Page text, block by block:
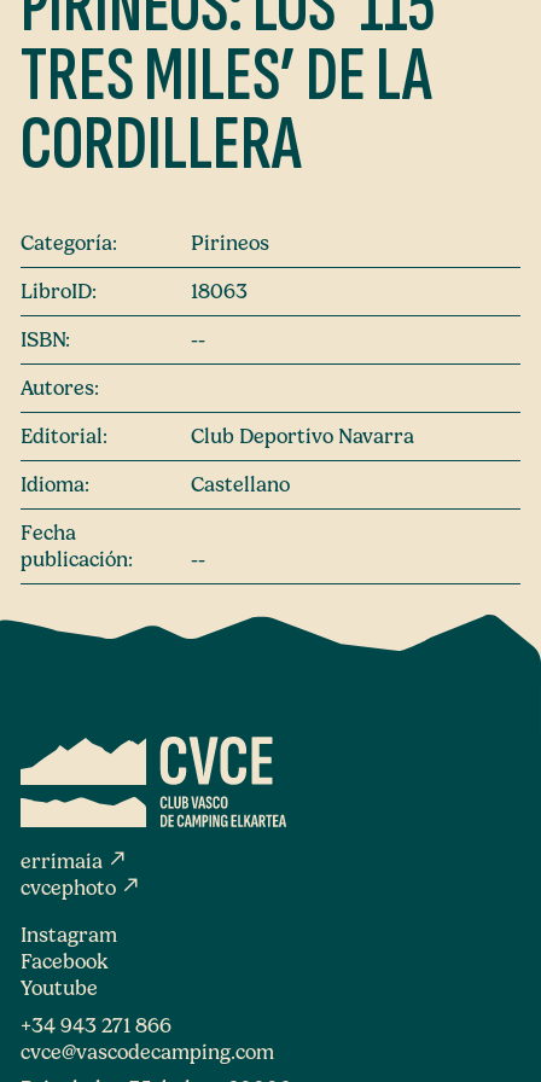
TRES MILES’ DE LA
CORDILLERA
Categoría:
Pirineos
LibroID:
18063
ISBN:
--
Autores:
Editorial:
Club Deportivo Navarra
Idioma:
Castellano
Fecha
publicación:
--
errimaia north_east
cvcephoto north_east
Instagram
Facebook
Youtube
+34 943 271 866
cvce@vascodecamping.com